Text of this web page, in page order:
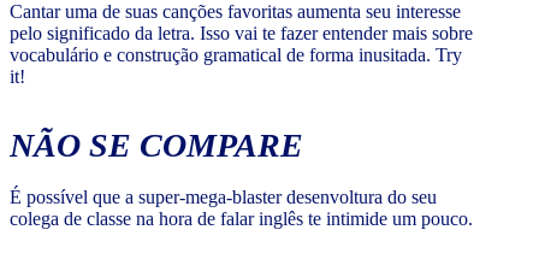
Cantar uma de suas canções favoritas aumenta seu interesse
pelo significado da letra. Isso vai te fazer entender mais sobre
vocabulário e construção gramatical de forma inusitada. Try
it!
NÃO SE COMPARE
É possível que a super-mega-blaster desenvoltura do seu
colega de classe na hora de falar inglês te intimide um pouco.